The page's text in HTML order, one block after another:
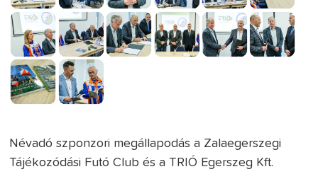
Névadó szponzori megállapodás a Zalaegerszegi
Tájékozódási Futó Club és a TRIÓ Egerszeg Kft.